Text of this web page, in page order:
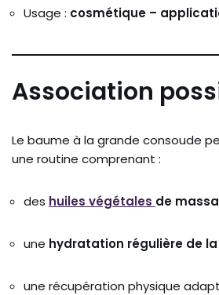
Usage : cosmétique –
Association
Le baume à la grande consoude
une routine comprenant :
des huiles végétales de
une hydratation régulière de la
une récupération physique